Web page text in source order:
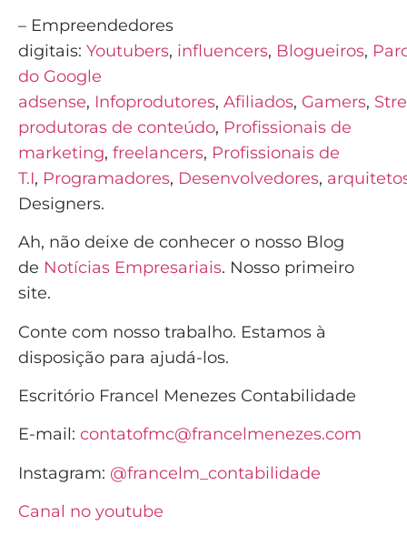
– Empreendedores
digitais: Youtubers, influencers, Blogueiros,
do Google
adsense, Infoprodutores, Afiliados, Gamers,
produtoras de conteúdo, Profissionais de
marketing, freelancers, Profissionais de
T.I, Programadores, Desenvolvedores,
Designers.
Ah, não deixe de conhecer o nosso Blog
de Notícias Empresariais. Nosso primeiro
site.
Conte com nosso trabalho. Estamos à
disposição para ajudá-los.
Escritório Francel Menezes Contabilidade
E-mail: contatofmc@francelmenezes.com
Instagram: @francelm_contabilidade
Canal no youtube